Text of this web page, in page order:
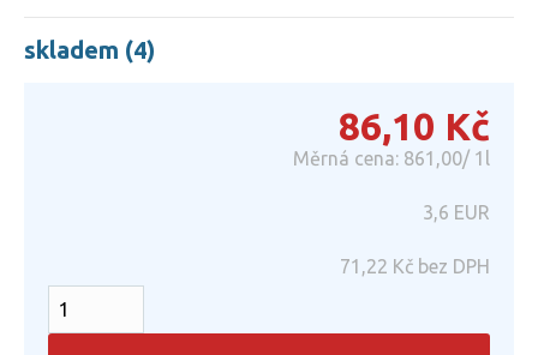
skladem (4)
86,10 Kč
Měrná cena: 861,00/ 1l
3,6 EUR
71,22 Kč bez DPH